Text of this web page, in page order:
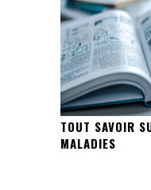
TOUT SAVOIR
MALADIES